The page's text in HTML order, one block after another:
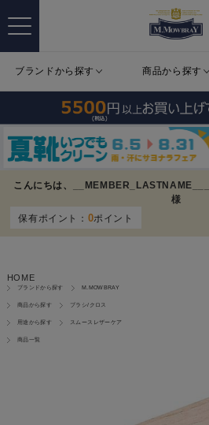
ブランドから探す 商品から探す
こんにちは、 __MEMBER_LASTNAME__
様
保有ポイント： 0ポイント
HOME
ブランドから探す M.MOWBRAY
商品から探す ブラシ/クロス
用途から探す スムースレザーケア
商品一覧